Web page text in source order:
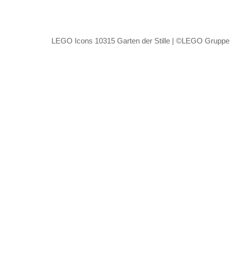
LEGO Icons 10315 Garten der Stille | ©LEGO Gruppe